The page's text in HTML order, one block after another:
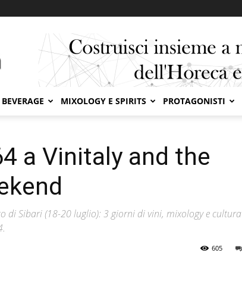
BEVERAGE MIXOLOGY E SPIRITS PROTAGONISTI
a Vinitaly and the
di Sibari (18-20 luglio): 3 giorni di vini, mixology e cultura
605